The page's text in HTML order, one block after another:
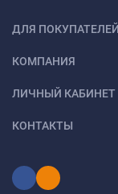
ДЛЯ ПОКУПАТЕЛЕЙ
КОМПАНИЯ
ЛИЧНЫЙ КАБИНЕТ
КОНТАКТЫ